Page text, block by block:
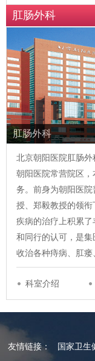
肛肠外科
肛肠外科
北京朝阳医院肛肠
朝阳医院常营院区
务。前身为朝阳医
授、郑毅教授的领
疾病的治疗上积累
和同行的认可，是
收治各种痔病、肛瘘
科室介绍
友情链接： 国家卫生